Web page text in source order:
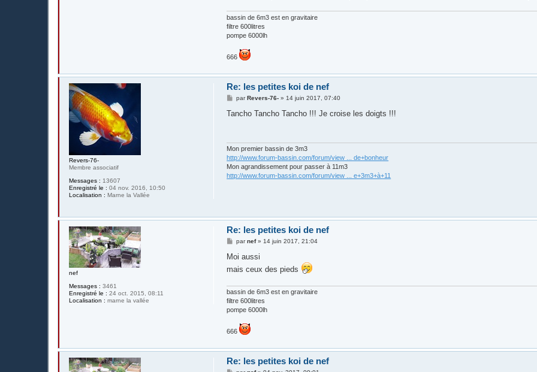
bassin de 6m3 est en gravitaire
filtre 600litres
pompe 6000lh
666
Revers-76-
Membre associatif
Messages : 13607
Enregistré le : 04 nov. 2016, 10:50
Localisation : Marne la Vallée
Re: les petites koi de nef
M
s
parRevers-76- » 14 juin 2017, 07:40
Tancho Tancho Tancho !!! Je croise les doigts !!!
Mon premier bassin de 3m3
http://www.forum-bassin.com/forum/view ... de+bonheur
Mon agrandissement pour passer à 11m3
http://www.forum-bassin.com/forum/view ... e+3m3+à+11
nef
Messages : 3461
Enregistré le : 24 oct. 2015, 08:11
Localisation : marne la vallée
Re: les petites koi de nef
M
s
a
parnef» 14 juin 2017, 21:04
Moi aussi
mais ceux des pieds
bassin de 6m3 est en gravitaire
filtre 600litres
pompe 6000lh
666
Re: les petites koi de nef